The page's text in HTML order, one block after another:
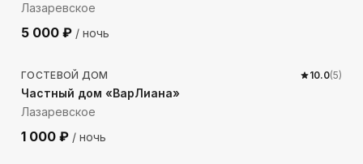
Лазаревское
5 000 ₽ / ночь
269м до моря
ГОСТЕВОЙ ДОМ 10.0(5)
Частный дом «ВарЛиана»
Лазаревское
1 000 ₽ / ночь
126м до моря